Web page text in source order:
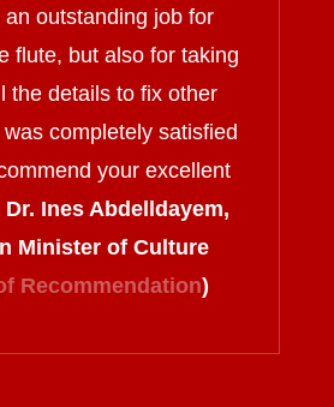
an outstanding job for
flute, but also for taking
the details to fix other
completely satisfied
your excellent
Dr. Ines Abdelldayem,
Minister of Culture
Recommendation)